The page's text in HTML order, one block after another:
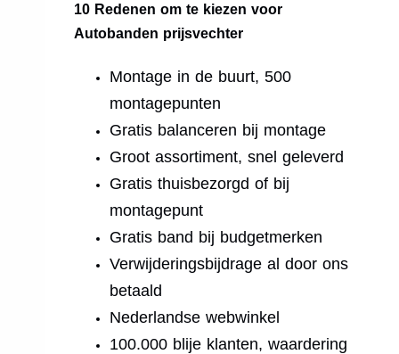
10 Redenen om te kiezen voor
Autobanden prijsvechter
Montage in de buurt, 500
montagepunten
Gratis balanceren bij montage
Groot assortiment, snel geleverd
Gratis thuisbezorgd of bij
montagepunt
Gratis band bij budgetmerken
Verwijderingsbijdrage al door ons
betaald
Nederlandse webwinkel
100.000 blije klanten, waardering